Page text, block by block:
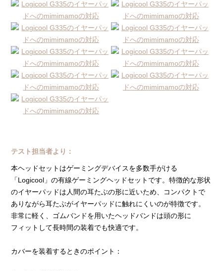
テスト担当者より：
本ヘッドセットはゲーミングデバイスを多数手がける
「Logicool」の有線ゲーミングヘッドセットです。特徴的な形状
のイヤーパッドは人間の耳たぶの形に近いため、コンパクトで
ありながら耳たぶがイヤーパッドに触れにくいのが特徴です。
非常に軽く、ゴムバンドを用いたヘッドバンドは頭の形に
フィットして長時間の装着でも快適です。
カバーを装着するときのポイント：